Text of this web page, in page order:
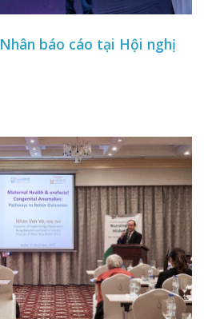
báo cáo tại Hội nghị